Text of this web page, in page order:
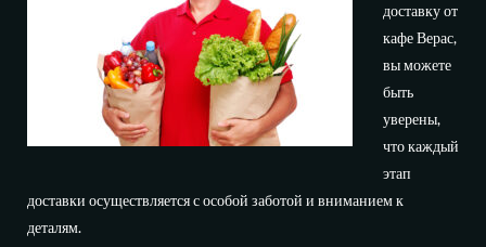
доставку от
кафе Верас,
вы можете
быть
уверены,
что каждый
этап
доставки осуществляется с особой заботой и вниманием к
деталям.